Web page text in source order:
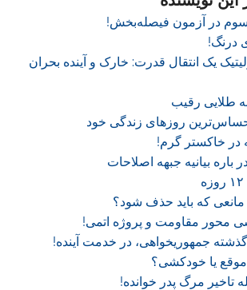
در آزمون فیصله‌بخش!
درنگ!
یک انتقال قدرت: خارک و آینده بحران
طلایی رقیب
حساس‌ترین روزهای زندگی خود
در خاکستر گرم!
باره بیانیه جبهه اصلاحات
مانعی که باید حذف شود؟
محور مقاومت و پروژه اتمی!
جمهوریخواهی، در خدمت آینده!
یا خودکشی؟
تاخیر مرگ پدر خوانده!